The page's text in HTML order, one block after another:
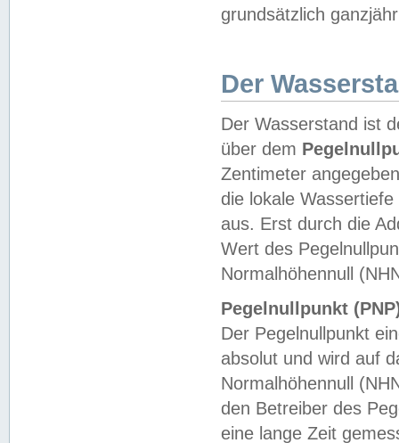
grundsätzlich
Der
Der Wasserstand ist
über dem
Zentimeter
die lokale
aus. Erst durch die
Wert des
Normalhöhennull
Pegelnullpunkt
Der Pegelnullpunkt
absolut und wird auf
Normalhöhennull
den Betreiber des
eine lange Zeit